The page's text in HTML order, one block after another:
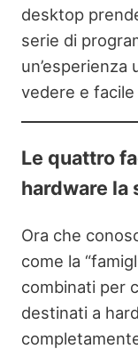
desktop
serie di
vedere e facile
Le quattro
hardware la
Ora che
come la
combinati per
destinati a